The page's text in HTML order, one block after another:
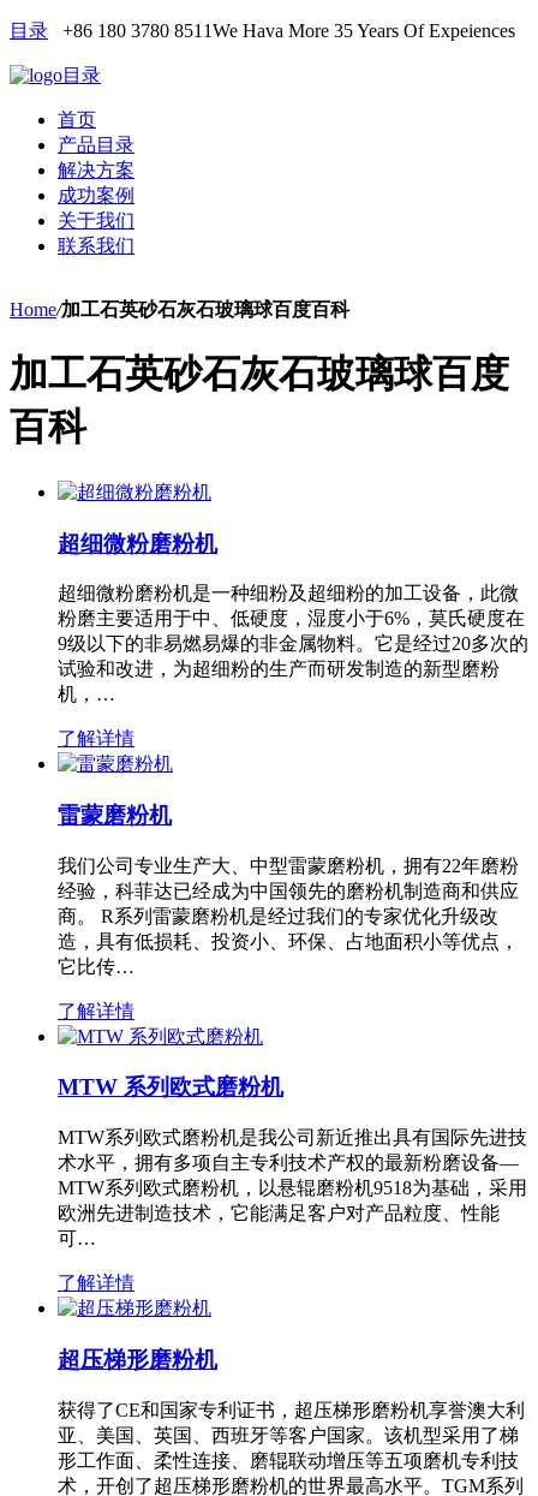
目录 +86 180 3780 8511We Hava More 35 Years Of Expeiences
目录
首页
产品目录
解决方案
成功案例
关于我们
联系我们
Home/加工石英砂石灰石玻璃球百度百科
加工石英砂石灰石玻璃球百度
百科
超细微粉磨粉机
超细微粉磨粉机是一种细粉及超细粉的加工设备，此微
粉磨主要适用于中、低硬度，湿度小于6%，莫氏硬度在
9级以下的非易燃易爆的非金属物料。它是经过20多次的
试验和改进，为超细粉的生产而研发制造的新型磨粉
机，…
了解详情
雷蒙磨粉机
我们公司专业生产大、中型雷蒙磨粉机，拥有22年磨粉
经验，科菲达已经成为中国领先的磨粉机制造商和供应
商。 R系列雷蒙磨粉机是经过我们的专家优化升级改
造，具有低损耗、投资小、环保、占地面积小等优点，
它比传…
了解详情
MTW 系列欧式磨粉机
MTW系列欧式磨粉机是我公司新近推出具有国际先进技
术水平，拥有多项自主专利技术产权的最新粉磨设备—
MTW系列欧式磨粉机，以悬辊磨粉机9518为基础，采用
欧洲先进制造技术，它能满足客户对产品粒度、性能
可…
了解详情
超压梯形磨粉机
获得了CE和国家专利证书，超压梯形磨粉机享誉澳大利
亚、美国、英国、西班牙等客户国家。该机型采用了梯
形工作面、柔性连接、磨辊联动增压等五项磨机专利技
术，开创了超压梯形磨粉机的世界最高水平。TGM系列